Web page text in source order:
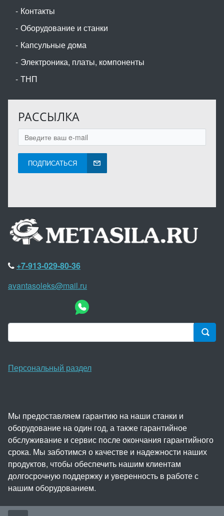
Контакты
Оборудование и станки
Капсульные дома
Электроника, платы, компоненты
ТНП
РАССЫЛКА
ПОДПИСАТЬСЯ
+7-913-029-80-36
avantasoleks@mail.ru
Персональный раздел
Мы предоставляем гарантию на наши станки и
оборудование на один год, а также гарантийное
обслуживание и сервис после окончания гарантийного
срока. Мы заботимся о качестве и надежности наших
продуктов, чтобы обеспечить нашим клиентам
долгосрочную поддержку и уверенность в работе с
нашим оборудованием.